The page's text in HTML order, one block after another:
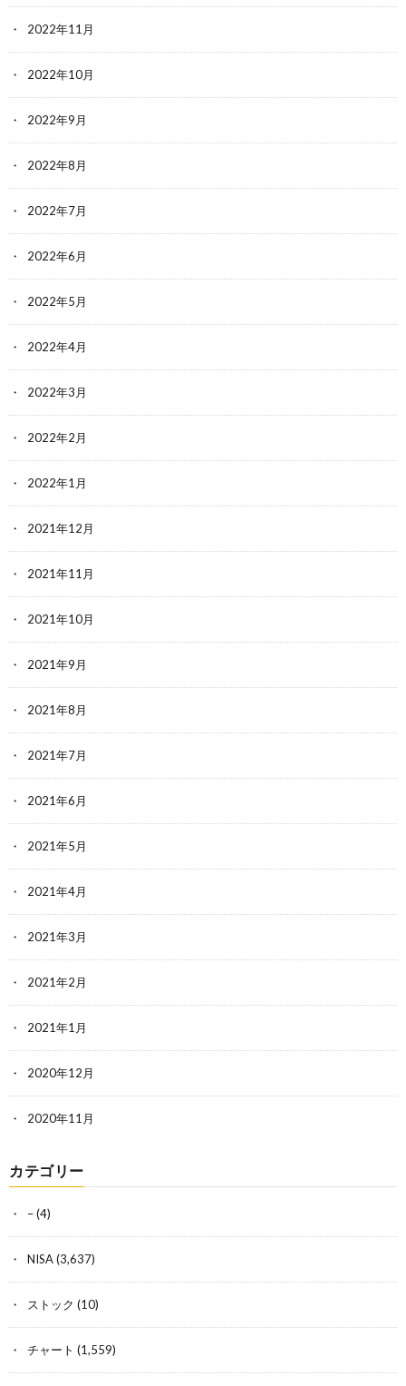
2022年11月
2022年10月
2022年9月
2022年8月
2022年7月
2022年6月
2022年5月
2022年4月
2022年3月
2022年2月
2022年1月
2021年12月
2021年11月
2021年10月
2021年9月
2021年8月
2021年7月
2021年6月
2021年5月
2021年4月
2021年3月
2021年2月
2021年1月
2020年12月
2020年11月
カテゴリー
–(4)
NISA(3,637)
ストック (10)
チャート (1,559)